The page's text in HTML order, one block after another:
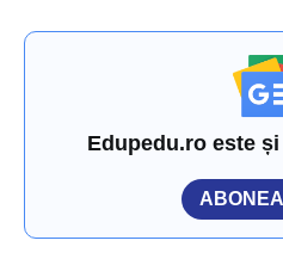
Edupedu.ro este